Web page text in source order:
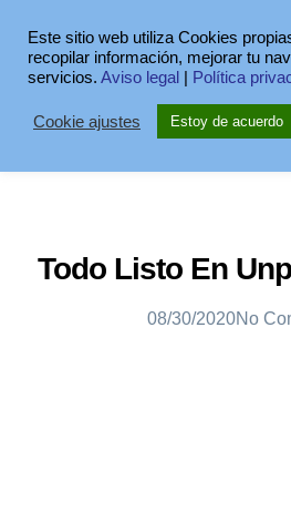
Todo Listo En
08/30/2020No
Este sitio web utiliza Cookies
recopilar información, mejorar tu
servicios. Aviso legal Política
Cookie ajustes Estoy de acuerdo